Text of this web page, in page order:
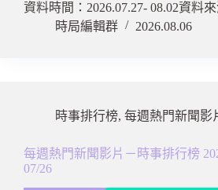
資料時間：2026.07.27- 08.02資料
時局編輯群
2026.08.06
時事排行榜, 每週熱門新聞影
每週熱門新聞影片－時事排行榜
07/26